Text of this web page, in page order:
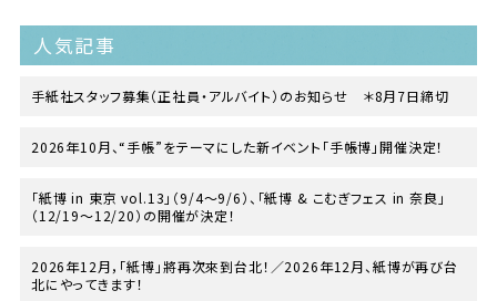
人気記事
手紙社スタッフ募集（正社員・アルバイト）のお知らせ ＊8月7日締切
2026年10月、“手帳”をテーマにした新イベント「手帳博」開催決定！
「紙博 in 東京 vol.13」（9/4〜9/6）、「紙博 & こむぎフェス in 奈良」
（12/19〜12/20）の開催が決定！
2026年12月，「紙博」將再次來到台北！／2026年12月、紙博が再び台
北にやってきます！